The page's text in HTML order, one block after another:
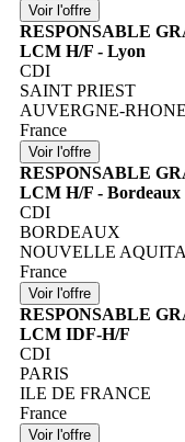
RESPONSABLE
LCM H/F - Lyon
CDI
SAINT PRIEST
AUVERGNE-
France
RESPONSABLE
LCM H/F - Bordeaux
CDI
BORDEAUX
NOUVELLE
France
RESPONSABLE
LCM IDF-H/F
CDI
PARIS
ILE DE FRANCE
France